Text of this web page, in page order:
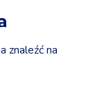
znaleźć na